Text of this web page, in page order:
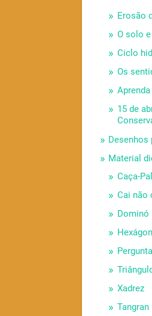
Erosão
O solo
Ciclo
Os
15 de
Desenhos
Material
Caça-
Cai não
Dominó
Xadrez
Tangran